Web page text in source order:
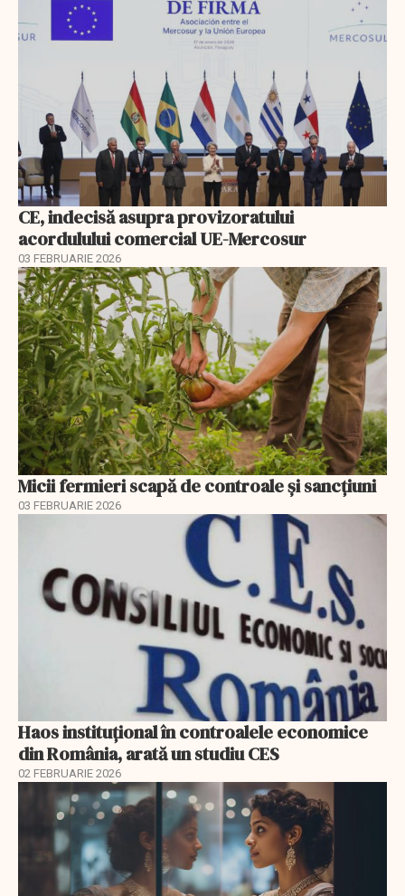
CE, indecisă asupra provizoratului
acordulului comercial UE-Mercosur
03 FEBRUARIE 2026
Micii fermieri scapă de controale și sancțiuni
03 FEBRUARIE 2026
Haos instituțional în controalele economice
din România, arată un studiu CES
02 FEBRUARIE 2026